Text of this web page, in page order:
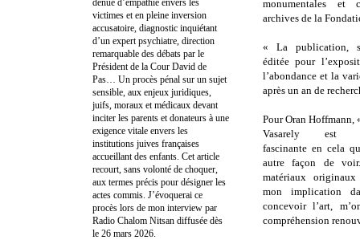
monumentales et
archives de la
« La publication,
éditée pour
l’abondance et la
après un an de
Pour Oran Hoffmann,
Vasarely est
fascinante en cela
autre façon de
matériaux
mon implication
concevoir l’art,
compréhension
victimes et en pleine inversion
accusatoire, diagnostic inquiétant
d’un expert psychiatre, direction
remarquable des débats par le
Président de la Cour David de
Pas… Un procès pénal sur un sujet
sensible, aux enjeux juridiques,
juifs, moraux et médicaux devant
inciter les parents et donateurs à une
exigence vitale envers les
institutions juives françaises
accueillant des enfants. Cet article
recourt, sans volonté de choquer,
aux termes précis pour désigner les
actes commis. J’évoquerai ce
procès lors de mon interview par
Radio Chalom Nitsan diffusée dès
le 26 mars 2026.